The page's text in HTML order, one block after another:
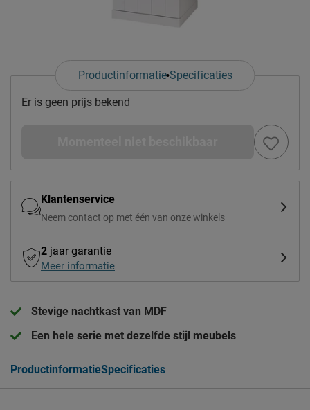
Productinformatie Specificaties
Er is geen prijs bekend
Klantenservice
Neem contact op met één van onze winkels
2 jaar garantie
Meer informatie
Stevige nachtkast van MDF
Een hele serie met dezelfde stijl meubels
ProductinformatieSpecificaties